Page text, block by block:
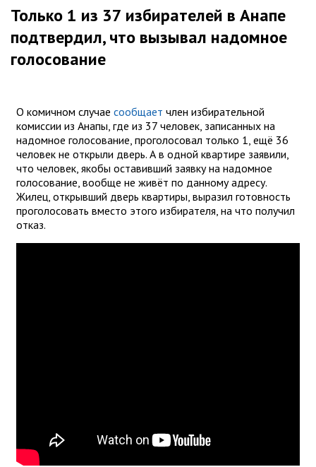
Только 1 из 37 избирателей в Анапе
подтвердил, что вызывал надомное
голосование
О комичном случае сообщает член избирательной
комиссии из Анапы, где из 37 человек, записанных на
надомное голосование, проголосовал только 1, ещё 36
человек не открыли дверь. А в одной квартире заявили,
что человек, якобы оставивший заявку на надомное
голосование, вообще не живёт по данному адресу.
Жилец, открывший дверь квартиры, выразил готовность
проголосовать вместо этого избирателя, на что получил
отказ.